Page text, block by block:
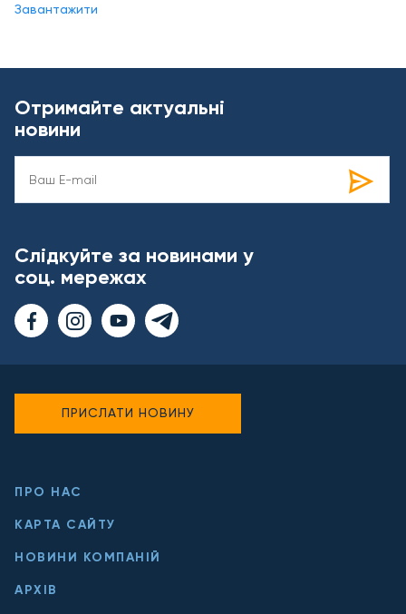
Завантажити
Отримайте актуальні
новини
Слідкуйте за новинами у
соц. мережах
ПРО НАС
КАРТА САЙТУ
НОВИНИ КОМПАНІЙ
АРХІВ
ПРИСЛАТИ НОВИНУ